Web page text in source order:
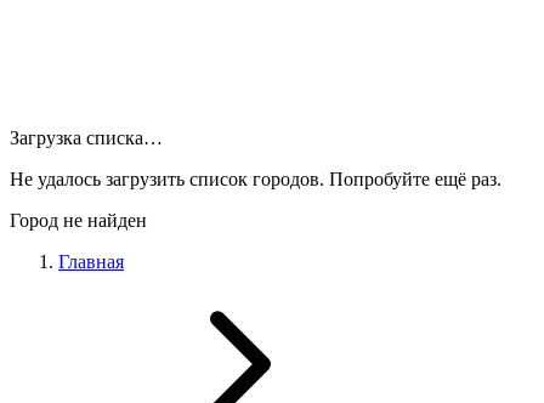
Загрузка списка…
Не удалось загрузить список городов. Попробуйте ещё раз.
Город не найден
Главная